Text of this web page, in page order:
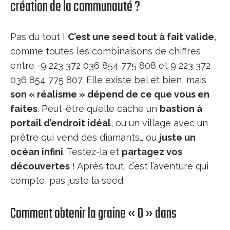
création de la communauté ?
Pas du tout ! C’est une seed tout à fait valide,
comme toutes les combinaisons de chiffres
entre -9 223 372 036 854 775 808 et 9 223 372
036 854 775 807. Elle existe bel et bien, mais
son « réalisme » dépend de ce que vous en
faites. Peut-être qu’elle cache un bastion à
portail d’endroit idéal, ou un village avec un
prêtre qui vend des diamants… ou juste un
océan infini. Testez-la et partagez vos
découvertes ! Après tout, c’est l’aventure qui
compte, pas juste la seed.
Comment obtenir la graine « 0 » dans